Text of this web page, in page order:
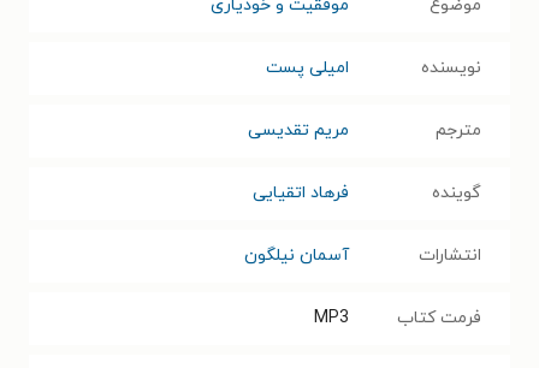
موضوع موفقیت و خودیاری
نویسنده امیلی پست
مترجم مریم تقدیسی
گوینده فرهاد اتقیایی
انتشارات آسمان نیلگون
فرمت کتاب MP3